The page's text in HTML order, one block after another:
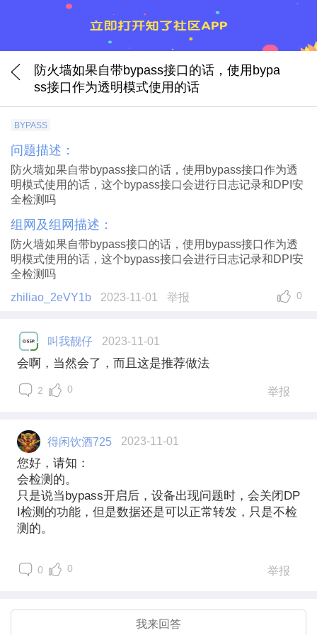
防火墙如果自带bypass接口的话，使用bypa
ss接口作为透明模式使用的话
BYPASS
问题描述：
防火墙如果自带bypass接口的话，使用bypass接口作为透
明模式使用的话，这个bypass接口会进行日志记录和DPI安
全检测吗
组网及组网描述：
防火墙如果自带bypass接口的话，使用bypass接口作为透
明模式使用的话，这个bypass接口会进行日志记录和DPI安
全检测吗
zhiliao_2eVY1b
2023-11-01 举报 0
叫我靓仔 2023-11-01
会啊，当然会了，而且这是推荐做法
2 0 举报
得闲饮酒725 2023-11-01
您好，请知：
会检测的。
只是说当bypass开启后，设备出现问题时，会关闭DP
I检测的功能，但是数据还是可以正常转发，只是不检
测的。
0 0 举报
我来回答